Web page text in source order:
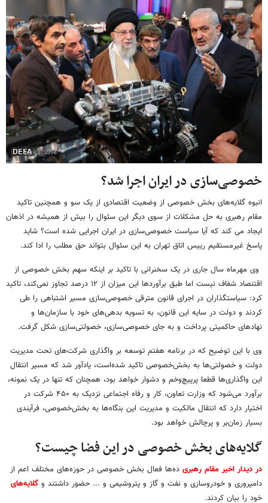
خصوصی‌سازی در ایران اجرا شد؟
انبوه گلایه‌های بخش خصوصی از وضعیت اقتصادی از یک سو و همچنین تاکید
مقام رهبری به حل مشکلات از سوی دیگر این سئوال را بیش از همیشه در اذهان
ایجاد می کند که آیا سیاست خصوصی‌سازی در ایران اجرایی شده است؟ شاید
پاسخ غیرمستقیم رییس اتاق تهران به این سئوال بتواند حق مطلب را ادا کند.
وی مهرماه سال جاری در یک سخنرانی با تاکید بر اینکه سهم بخش خصوصی از
اقتنصاد شفاف نیست اما طبق برآوردها این میزان از ۱۲ درصد تجاوز نمی‌کند، تاکید
کرد: سیاستگذاران در اجرای قانون مترقی خصوصی‌سازی مسیر اشتباهی را طی
کردند و دولت در سایه این قانون، به تسویه بدهی‌های خود با سازمان‌ها و
نهادهای حاکمیتی پرداخت و به جای خصوصی‌سازی، خصولتی‌سازی شکل گرفت.
وی با این توضیح که در برنامه هفتم توسعه بر واگذاری شرکت‌های تحت مدیریت
دولت و خصولتی‌ها به بخش‌خصوصی تاکید شده‌است، یادآور شد که مسیر انتقال
این واگذاری‌ها قطعا پرپیچ‌وخم و دشوار خواهد بود، همچنان که تنها در یک نمونه،
برآورد می‌شود که وزارت تعاون، کار و رفاه اجتماعی نزدیک به ۴۵۰ شرکت در
اختیار دارد که انتقال مالکیت و مدیریت این بنگاه‌ها به بخش‌خصوصی، فرآیندی
بسیار زمان‌بر و پرچالش خواهد بود.
گلایه‌های بخش خصوصی در این فضا چیست؟
در دیدار اخیر مقام رهبری ده‌ها فعال بخش خصوصی در حوزه‌های مختلف اعم از
دامپروری و خودروسازی و نفت و گاز و پتروشیمی و ... حضور داشتند و گلایه‌های
خود را بیان کردند.